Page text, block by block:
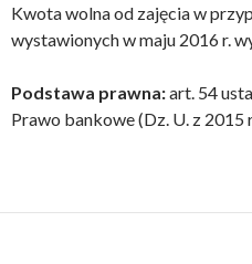
Kwota wolna od zajęcia w
wystawionych w maju 2016 r.
Podstawa prawna:art. 54
Prawo bankowe (Dz. U. z 2015